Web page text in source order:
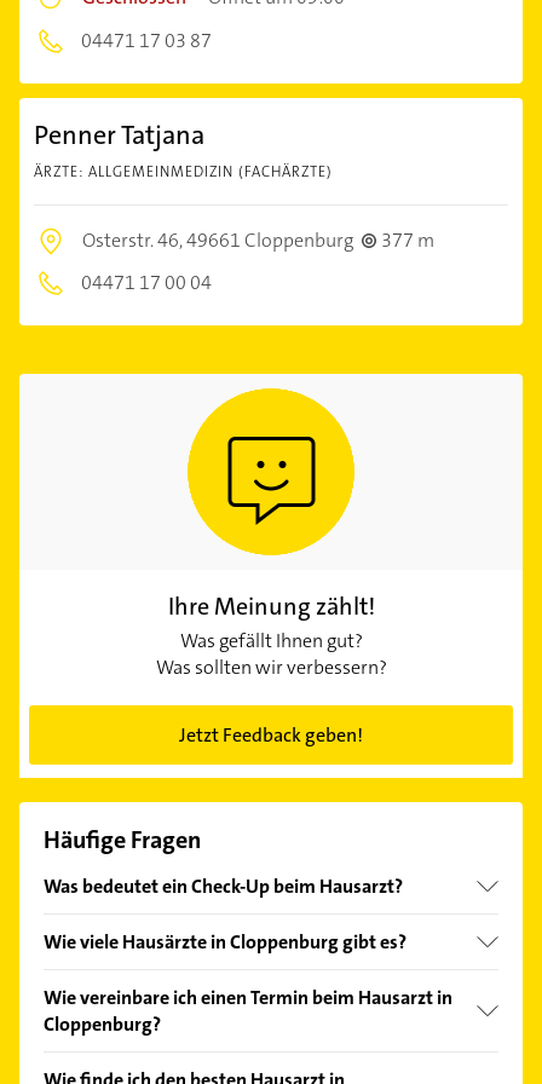
04471 17 03 87
Penner Tatjana
ÄRZTE: ALLGEMEINMEDIZIN (FACHÄRZTE)
Osterstr. 46,49661 Cloppenburg
377 m
04471 17 00 04
Ihre Meinung zählt!
Was gefällt Ihnen gut?
Was sollten wir verbessern?
Jetzt Feedback geben!
Häufige Fragen
Was bedeutet ein Check-Up beim Hausarzt?
Jahre Anspruch auf eine Vorsorgeuntersuchung. Der
Anamnesegespräch und eine körperliche
Untersuchung durch. Der Check-Up beinhaltet
Wie viele Hausärzte in Cloppenburg gibt es?
Hausärzte in Cloppenburg und näherer Umgebung.
Neben den Kontaktdaten finden Sie weitere
Wie vereinbare ich einen Termin beim Hausarzt in
Cloppenburg?